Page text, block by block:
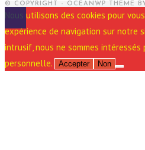
© COPYRIGHT - OCEANWP THEME
Nous utilisons des cookies pour
expérience de navigation sur notre
intrusif, nous ne sommes intéressés
personnelle.
Accepter Non